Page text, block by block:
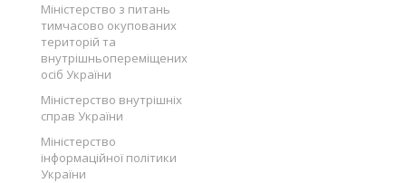
Міністерство з питань
тимчасово окупованих
територій та
внутрішньопереміщених
осіб України
Міністерство внутрішніх
справ України
Міністерство
інформаційної політики
України